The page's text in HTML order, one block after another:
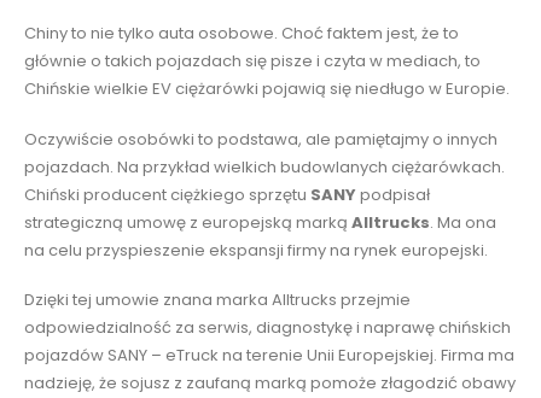
Chiny to nie tylko auta osobowe. Choć faktem jest, że to
głównie o takich pojazdach się pisze i czyta w mediach, to
Chińskie wielkie EV ciężarówki pojawią się niedługo w Europie.
Oczywiście osobówki to podstawa, ale pamiętajmy o innych
pojazdach. Na przykład wielkich budowlanych ciężarówkach.
Chiński producent ciężkiego sprzętu SANY podpisał
strategiczną umowę z europejską marką Alltrucks. Ma ona
na celu przyspieszenie ekspansji firmy na rynek europejski.
Dzięki tej umowie znana marka Alltrucks przejmie
odpowiedzialność za serwis, diagnostykę i naprawę chińskich
pojazdów SANY – eTruck na terenie Unii Europejskiej. Firma ma
nadzieję, że sojusz z zaufaną marką pomoże złagodzić obawy